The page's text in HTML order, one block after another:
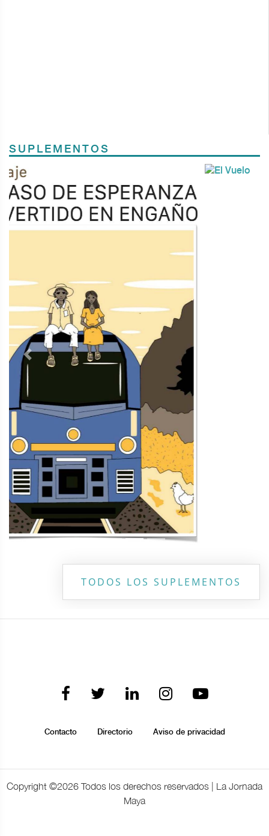
SUPLEMENTOS
Next
TODOS LOS SUPLEMENTOS
Contacto Directorio Aviso de privacidad
Copyright ©2026 Todos los derechos reservados | La Jornada
Maya